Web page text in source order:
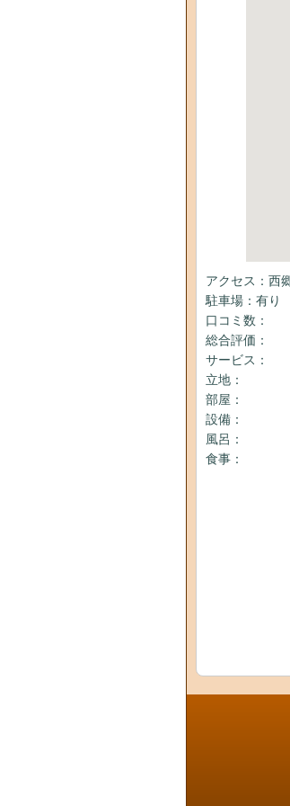
アクセス：西
駐車場：有
口コミ数：
総合評価：
サービス：
立地：
部屋：
設備：
風呂：
食事：